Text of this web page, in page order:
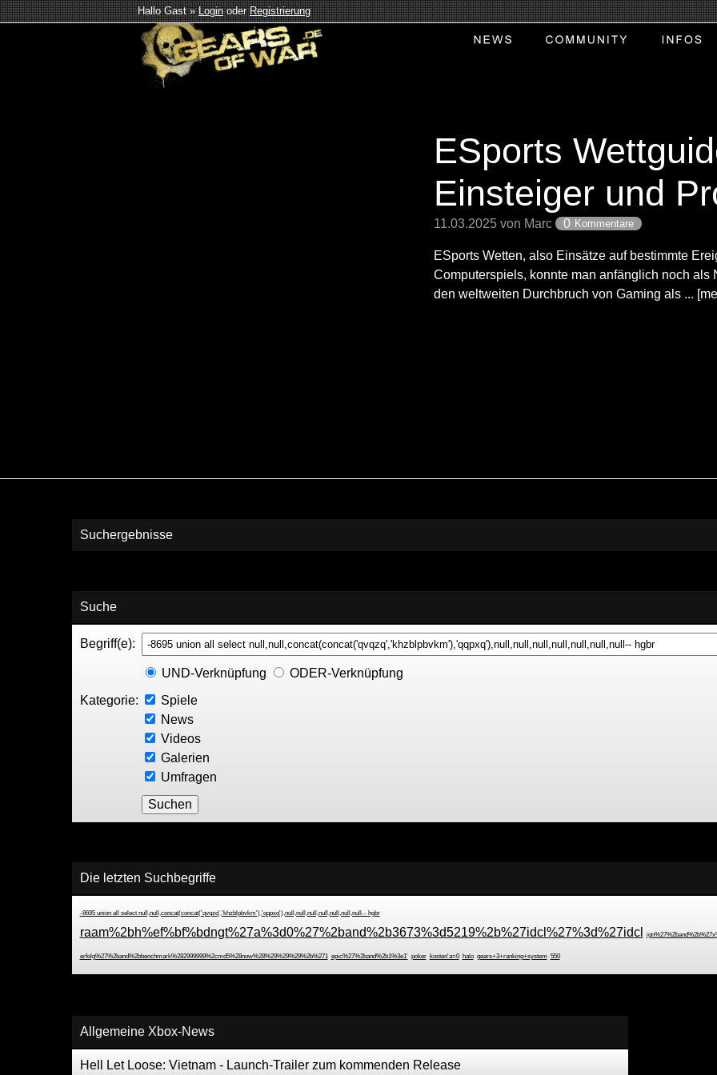
Hallo Gast »LoginoderRegistrierung
ESports
Einsteiger und
11.03.2025 von Marc 0 Kommentare
ESports Wetten, also Einsätze auf bestimmte
Computerspiels, konnte man anfänglich noch als
den weltweiten Durchbruch von Gaming als ...
Suchergebnisse
Suche
Begriff(e):
UND-Verknüpfung
ODER-Verknüpfung
Kategorie:
Spiele
News
Videos
Galerien
Umfragen
Die letzten Suchbegriffe
-8695 union all select null,null,concat(concat('qvqzq','khzblpbvkm'),'qqpxq'),null,null,null,null,null,null,null-- hgbr
raam%2bh%ef%bf%bdngt%27a%3d0%27%2band%2b3673%3d5219%2b%27idcl%27%3d%27idcl
erfolg%27%2band%2bbenchmark%282999999%2cmd5%28now%28%29%29%29%2b%271 epic%27%2band%2b1%3e1' poker kosten'a=0 halo gears+3+ranking+system 550
Allgemeine Xbox-News
Hell Let Loose: Vietnam - Launch-Trailer zum kommenden Release